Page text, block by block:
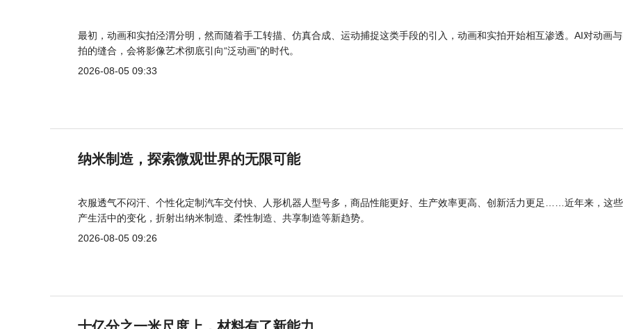
最初，动画和实拍泾渭分明，然而随着手工转描、仿真合成、运动捕捉这类手段的引入，动画和实拍开始相互渗透。AI对动画
拍的缝合，会将影像艺术彻底引向“泛动画”的时代。
2026-08-05 09:33
纳米制造，探索微观世界的无限可能
衣服透气不闷汗、个性化定制汽车交付快、人形机器人型号多，商品性能更好、生产效率更高、创新活力更足……近年来，这
产生活中的变化，折射出纳米制造、柔性制造、共享制造等新趋势。
2026-08-05 09:26